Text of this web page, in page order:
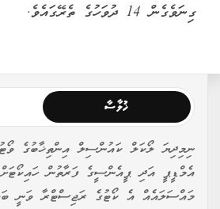
ގިނަވެގެން 14 ދުވަހުގެ ތެރޭގައެވެ.
ޚުލާސާ
ނިމިދިޔަ ލޯކަލް ކައުންސިލް އިންތިޚާބުގެ
އެމްޑީޕީ އަދި ޕީއެންސީގެ ފަރާތުން
މައްސަލައެއް އެ ކޯޓުގެ ރަޖިސްޓްރާ ވަނީ